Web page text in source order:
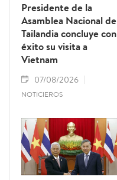
Presidente de la
Asamblea Nacional de
Tailandia concluye con
éxito su visita a
Vietnam
07/08/2026
NOTICIEROS